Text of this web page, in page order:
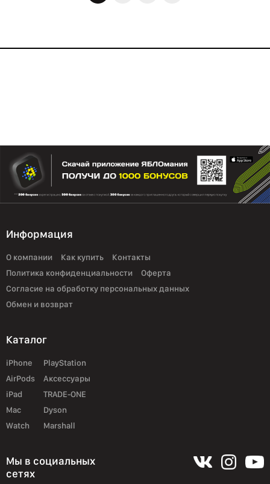
Информация
О компании Как купить
Контакты
Политика конфиденциальности
Оферта
Согласие на обработку персональных данных
Обмен и возврат
Каталог
iPhone
AirPods
iPad
Mac
Watch
PlayStation
Аксессуары
TRADE-ONE
Dyson
Marshall
Мы в социальных
сетях